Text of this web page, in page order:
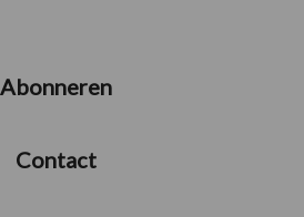
Abonneren
Contact